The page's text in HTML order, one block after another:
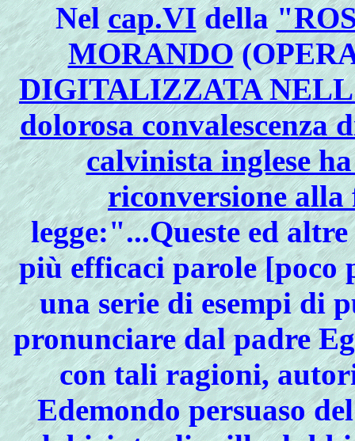
Nel cap.VIdella
MORANDO
DIGITALIZZATA
dolorosa convalescenza
calvinista inglese
riconversione alla
legge:"...Queste ed
più efficaci parole
una serie di esempi di
pronunciare dal padre
con tali ragioni,
Edemondo persuaso